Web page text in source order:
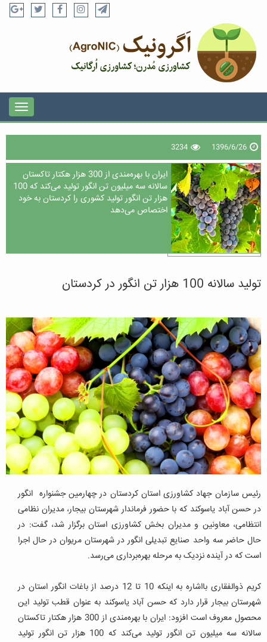
1396/6/26
3234
ایران با بهره‌مندی از 300 هزار هکتار تاکستان
سالانه سه میلیون تن انگور تولید می‌کند که 100
هزار تن انگور تولید کشوری را کردستان به خود
اختصاص می‌دهد
تولید سالانه 100 هزار تن انگور در کردستان
رئیس سازمان جهاد کشاورزی استان کردستان در چهارمین جشنواره انگور
در حسن آباد یاسوکند که با حضور فرماندار شهرستان بیجار، مدیران نظامی
انتظامی، معاونین و مدیران بخش کشاورزی استان برگزار شد، گفت: در
حال حاضر سه واحد صنایع تبدیلی انگور در شهرستان مریوان در حال اجرا
است که در آینده نزدیک به مرحله بهره‌برداری می‌رسد.
کریم ذوالفقاری بااشاره به اینكه 10 تا 12 درصد از باغات انگور استان در
شهرستان بیجار قرار دارد که حسن آباد یاسوکند به عنوان قطب تولید این
محصول معروف است افزود: ایران با بهره‌مندی از 300 هزار هکتار تاکستان
سالانه سه میلیون تن انگور تولید می‌کند که 100 هزار تن انگور تولید